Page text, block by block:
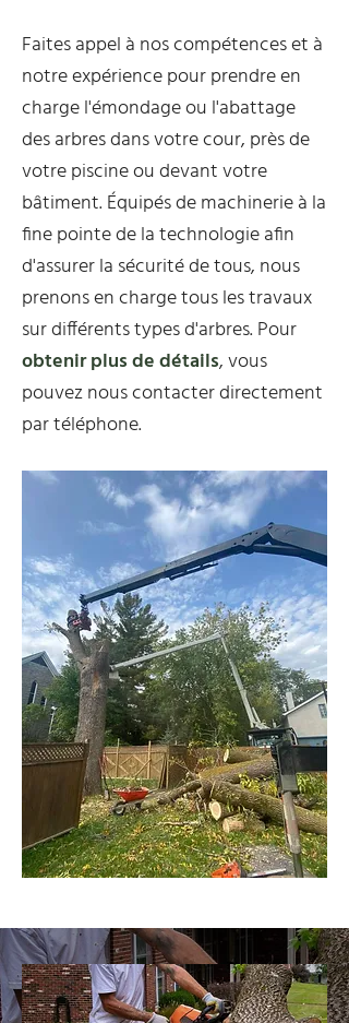
Faites appel à nos compétences et à
notre expérience pour prendre en
charge l'émondage ou l'abattage
des arbres dans votre cour, près de
votre piscine ou devant votre
bâtiment. Équipés de machinerie à la
fine pointe de la technologie afin
d'assurer la sécurité de tous, nous
prenons en charge tous les travaux
sur différents types d'arbres. Pour
obtenir plus de détails, vous
pouvez nous contacter directement
par téléphone.